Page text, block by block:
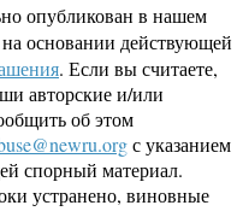
опубликован в нашем
на основании действующей
. Если вы считаете,
авторские и/или
об этом
с указанием
спорный материал.
устранено, виновные